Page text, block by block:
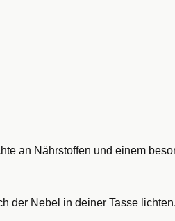
an Nährstoffen und einem
der Nebel in deiner Tasse lichten.